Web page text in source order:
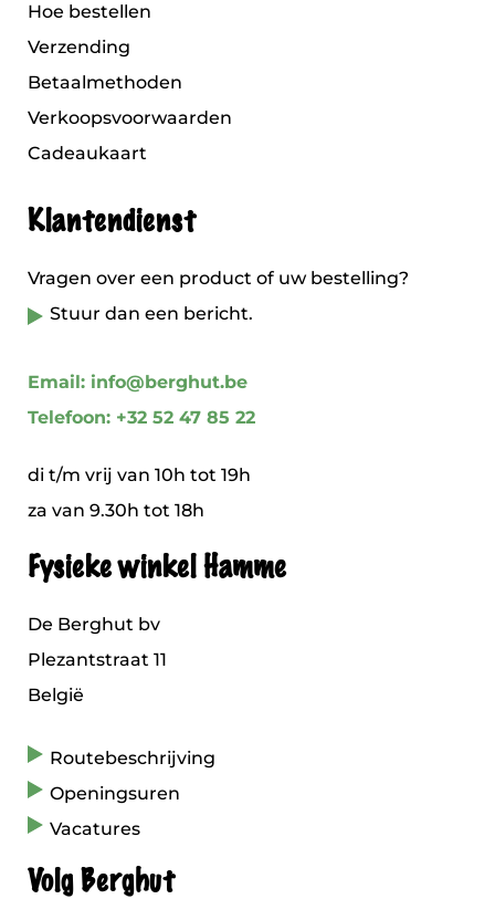
Hoe bestellen
Verzending
Betaalmethoden
Verkoopsvoorwaarden
Cadeaukaart
Klantendienst
Vragen over een product of uw bestelling?
Stuur dan een bericht.
Email: info@berghut.be
Telefoon: +32 52 47 85 22
di t/m vrij van 10h tot 19h
za van 9.30h tot 18h
Fysieke winkel Hamme
De Berghut bv
Plezantstraat 11
België
Routebeschrijving
Openingsuren
Vacatures
Volg Berghut